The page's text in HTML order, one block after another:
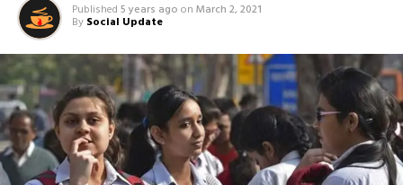
Published 5 years ago on March 2, 2021
By Social Update